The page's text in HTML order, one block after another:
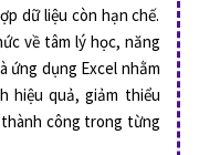
dữ liệu còn hạn chế.
về tâm lý học, năng
ứng dụng Excel nhằm
hiệu quả, giảm thiểu
công trong từng